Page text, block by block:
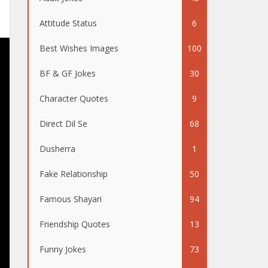
Attitude Status 6
Best Wishes Images 100
BF & GF Jokes 30
Character Quotes 9
Direct Dil Se 68
Dusherra 1
Fake Relationship 50
Famous Shayari 94
Friendship Quotes 13
Funny Jokes 73